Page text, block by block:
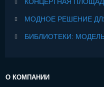
КОНЦЕРТНАЯ
МОДНОЕ РЕШЕНИЕ
БИБЛИОТЕКИ:
О КОМПАНИИ